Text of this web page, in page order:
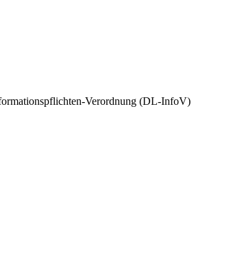
Verordnung (DL-InfoV)